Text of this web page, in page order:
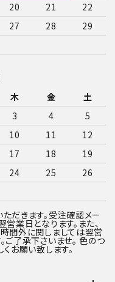
20 21
22
27 28
29
木 金
土
3 4
5
10 11
12
17 18
19
24 25
26
だきます。受注確認メー
業日となります。また、
間外に関しましては翌営
ご了承下さいませ。 色のつ
お願い致します。